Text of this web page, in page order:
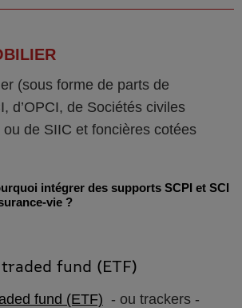
(sous forme de parts de
d’OPCI, de Sociétés civiles
ou de SIIC et foncières cotées
intégrer des supports SCPI et SCI
vie ?
traded fund (ETF)
fund (ETF) - ou trackers -